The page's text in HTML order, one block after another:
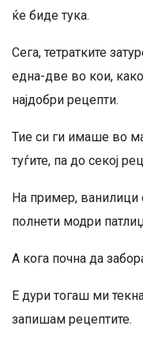
ќе биде тука.
Сега, тетратките
една-две во кои, како
најдобри рецепти.
Тие си ги имаше во
туѓите, па до секој
На пример, ванилици
полнети модри
А кога почна да
Е дури тогаш ми
запишам рецептите.